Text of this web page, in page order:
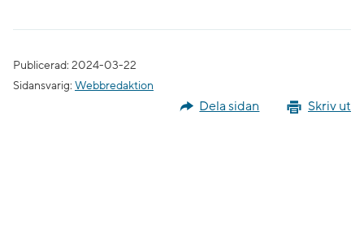
Publicerad: 2024-03-22
Sidansvarig: Webbredaktion
Skriv ut
Dela sidan